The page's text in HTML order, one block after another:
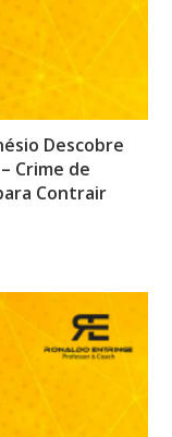
Descobre
Crime de
Contrair